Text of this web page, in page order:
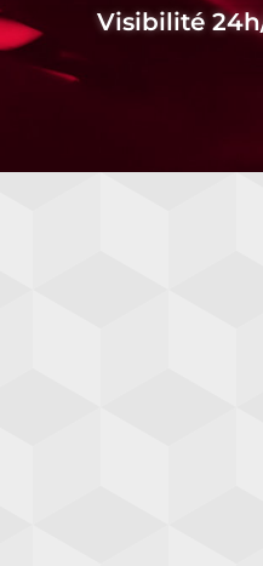
Visibilité